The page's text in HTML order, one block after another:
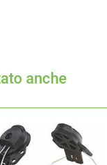
anche